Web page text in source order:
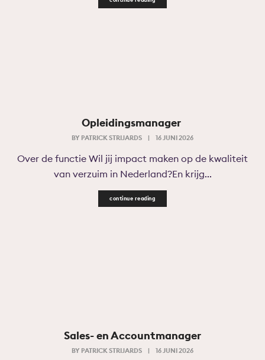
Opleidingsmanager ​
BY PATRICK STRIJARDS | 16 JUNI 2026
Over de functie Wil jij impact maken op de kwaliteit
van verzuim in Nederland?En krijg...
continue reading
Sales- en Accountmanager
BY PATRICK STRIJARDS | 16 JUNI 2026